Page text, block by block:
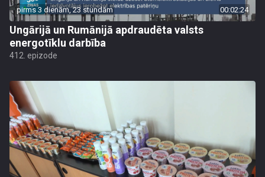
pirms 3 dienām, 23 stundām 00:02:24
Ungārijā un Rumānijā apdraudēta valsts
energotīklu darbība
412. epizode